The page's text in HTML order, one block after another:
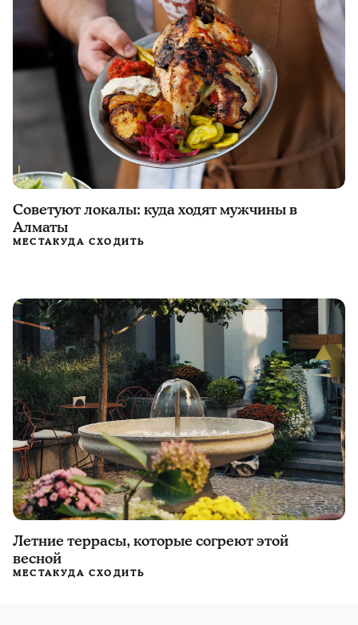
Советуют локалы: куда ходят мужчины в
Алматы
МЕСТАКУДА СХОДИТЬ
Летние террасы, которые согреют этой
весной
МЕСТАКУДА СХОДИТЬ